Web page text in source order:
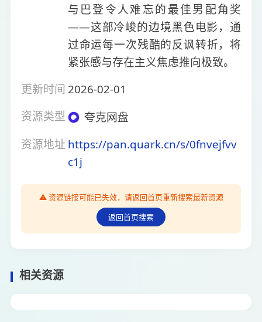
与巴登令人难忘的最佳男配角奖
——这部冷峻的边境黑色电影，通
过命运每一次残酷的反讽转折，将
紧张感与存在主义焦虑推向极致。
更新时间 2026-02-01
资源类型
夸克网盘
资源地址 https://pan.quark.cn/s/0fnvejfvv
c1j
⚠️ 资源链接可能已失效，请返回首页重新搜索最新资源
返回首页搜索
相关资源